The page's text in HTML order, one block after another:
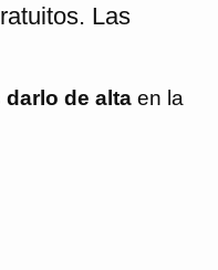
Las
darlo de alta en la